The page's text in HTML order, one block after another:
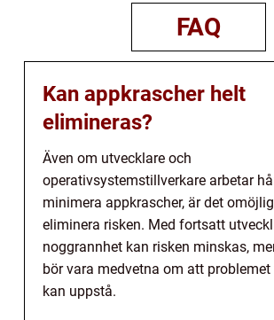
FAQ
Kan appkrascher helt
elimineras?
Även om utvecklare och
operativsystemstillverkare arbetar
minimera appkrascher, är det
eliminera risken. Med fortsatt
noggrannhet kan risken minskas,
bör vara medvetna om att
kan uppstå.